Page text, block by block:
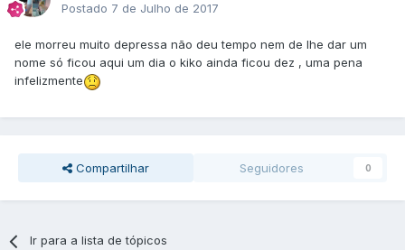
Postado 7 de Julho de 2017
ele morreu muito depressa não deu tempo nem de lhe dar um
nome só ficou aqui um dia o kiko ainda ficou dez , uma pena
infelizmente
Compartilhar Seguidores 0
Ir para a lista de tópicos